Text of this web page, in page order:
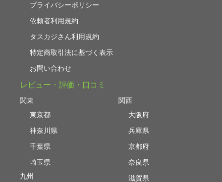
プライバシーポリシー
依頼者利用規約
タスカジさん利用規約
特定商取引法に基づく表示
お問い合わせ
レビュー・評価・口コミ
関東
東京都
神奈川県
千葉県
埼玉県
九州
関西
大阪府
兵庫県
京都府
奈良県
滋賀県